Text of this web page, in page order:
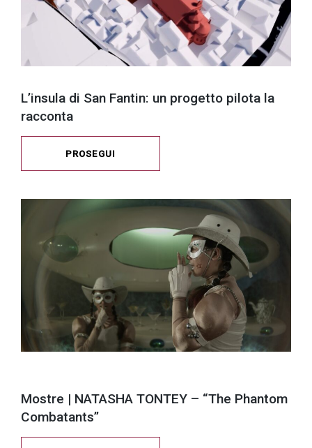
L’insula di San Fantin: un progetto pilota la
racconta
PROSEGUI
Mostre | NATASHA TONTEY – “The Phantom
Combatants”